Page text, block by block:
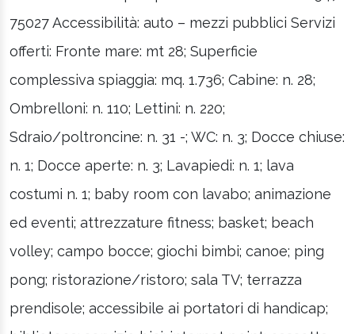
75027 Accessibilità: auto – mezzi pubblici Servizi
offerti: Fronte mare: mt 28; Superficie
complessiva spiaggia: mq. 1.736; Cabine: n. 28;
Ombrelloni: n. 110; Lettini: n. 220;
Sdraio/poltroncine: n. 31 -; WC: n. 3; Docce chiuse:
n. 1; Docce aperte: n. 3; Lavapiedi: n. 1; lava
costumi n. 1; baby room con lavabo; animazione
ed eventi; attrezzature fitness; basket; beach
volley; campo bocce; giochi bimbi; canoe; ping
pong; ristorazione/ristoro; sala TV; terrazza
prendisole; accessibile ai portatori di handicap;